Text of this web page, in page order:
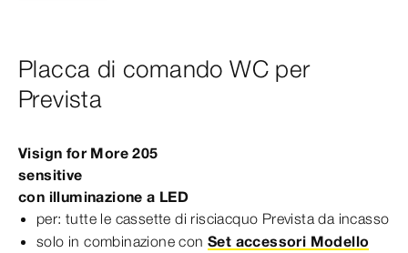
Placca di comando WC per
Prevista
Visign for More 205
sensitive
con illuminazione a LED
per: tutte le cassette di risciacquo Prevista da incasso
solo in combinazione con Set accessori Modello